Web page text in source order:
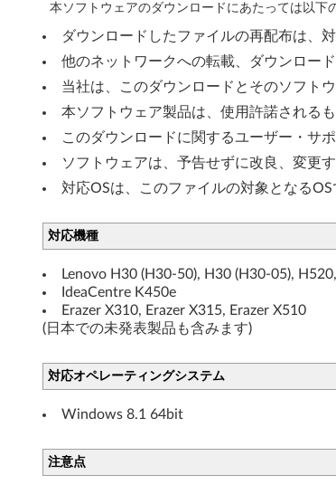
イ
バ
ー
W
i
n
d
o
w
s
8
.
1
(
本ソフトウェアのダウンロードにあたっては以下
ダウンロードしたファイルの再配布は、
他のネットワークへの転載、ダウンロー
当社は、このダウンロードとそのソフト
本ソフトウェア製品は、使用許諾される
このダウンロードに関するユーザー・サ
ソフトウェアは、予告せずに改良、変更
対応OSは、このファイルの対象となる
対応機種
Lenovo H30 (H30-50), H30 (H30-05),
IdeaCentre K450e
Erazer X310, Erazer X315, Erazer X510
(日本での未発表製品も含みます)
対応オペレーティングシステム
Windows 8.1 64bit
注意点